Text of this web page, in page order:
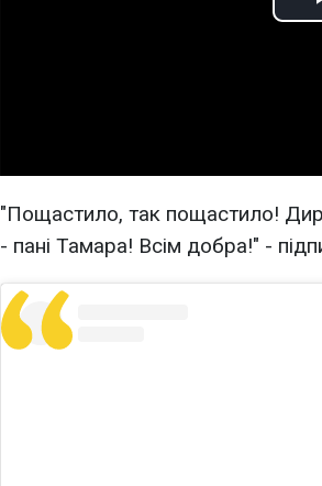
"Пощастило, так пощастило!
- пані Тамара! Всім добра!" -